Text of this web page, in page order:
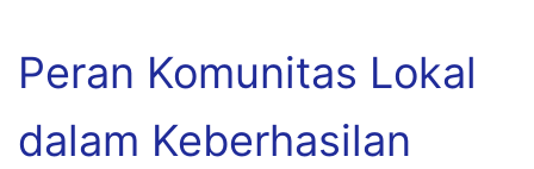
Peran Komunitas Lokal
dalam Keberhasilan